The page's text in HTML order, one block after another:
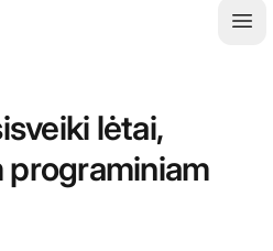
lėtai,
programiniam